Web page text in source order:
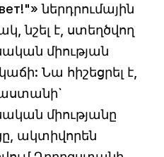
ներդրումային
նշել է, ստեղծվող
միության
Նա հիշեցրել է,
միությանը
ակտիվորեն